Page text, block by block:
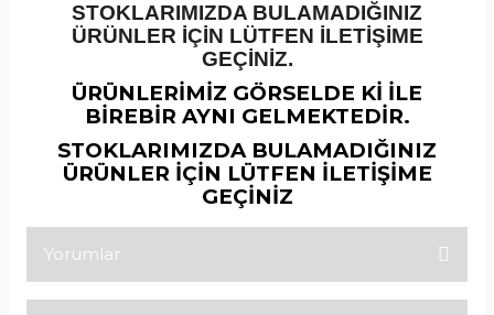
STOKLARIMIZDA BULAMADIĞINIZ
ÜRÜNLER İÇİN LÜTFEN İLETİŞİME
GEÇİNİZ.
ÜRÜNLERİMİZ GÖRSELDE Kİ İLE
BİREBİR AYNI GELMEKTEDİR.
STOKLARIMIZDA BULAMADIĞINIZ
ÜRÜNLER İÇİN LÜTFEN İLETİŞİME
GEÇİNİZ
Yorumlar